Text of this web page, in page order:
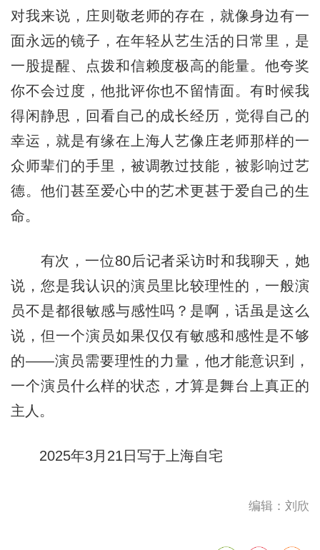
对我来说，庄则敬老师的存在，就像身边有一
面永远的镜子，在年轻从艺生活的日常里，是
一股提醒、点拨和信赖度极高的能量。他夸奖
你不会过度，他批评你也不留情面。有时候我
得闲静思，回看自己的成长经历，觉得自己的
幸运，就是有缘在上海人艺像庄老师那样的一
众师辈们的手里，被调教过技能，被影响过艺
德。他们甚至爱心中的艺术更甚于爱自己的生
命。
有次，一位80后记者采访时和我聊天，她
说，您是我认识的演员里比较理性的，一般演
员不是都很敏感与感性吗？是啊，话虽是这么
说，但一个演员如果仅仅有敏感和感性是不够
的——演员需要理性的力量，他才能意识到，
一个演员什么样的状态，才算是舞台上真正的
主人。
2025年3月21日写于上海自宅
编辑：刘欣